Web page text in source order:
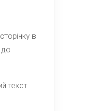
в
до
текст